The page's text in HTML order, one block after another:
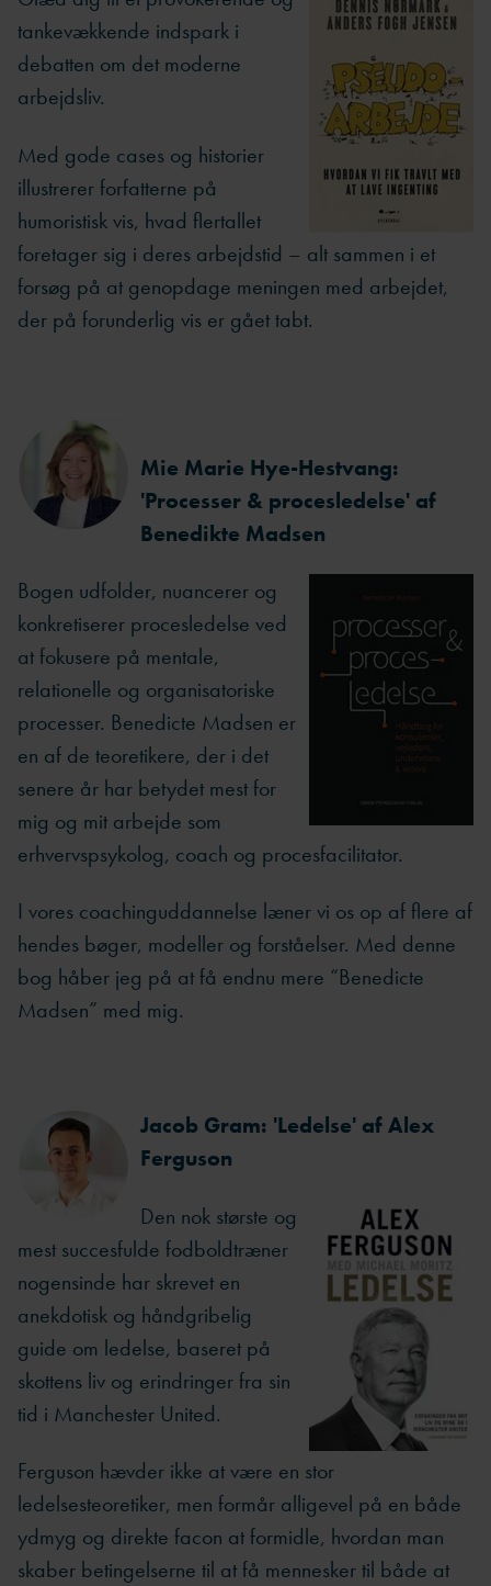
tankevækkende indspark i
debatten om det moderne
arbejdsliv.
Med gode cases og historier
illustrerer forfatterne på
humoristisk vis, hvad flertallet
foretager sig i deres arbejdstid – alt sammen i et
forsøg på at genopdage meningen med arbejdet,
der på forunderlig vis er gået tabt.
Mie Marie Hye-Hestvang:
'Processer & procesledelse' af
Benedikte Madsen
Bogen udfolder, nuancerer og
konkretiserer procesledelse ved
at fokusere på mentale,
relationelle og organisatoriske
processer. Benedicte Madsen er
en af de teoretikere, der i det
senere år har betydet mest for
mig og mit arbejde som
erhvervspsykolog, coach og procesfacilitator.
I vores coachinguddannelse læner vi os op af flere af
hendes bøger, modeller og forståelser. Med denne
bog håber jeg på at få endnu mere “Benedicte
Madsen” med mig.
Jacob Gram: 'Ledelse' af Alex
Ferguson
Den nok største og
mest succesfulde fodboldtræner
nogensinde har skrevet en
anekdotisk og håndgribelig
guide om ledelse, baseret på
skottens liv og erindringer fra sin
tid i Manchester United.
Ferguson hævder ikke at være en stor
ledelsesteoretiker, men formår alligevel på en både
ydmyg og direkte facon at formidle, hvordan man
skaber betingelserne til at få mennesker til både at